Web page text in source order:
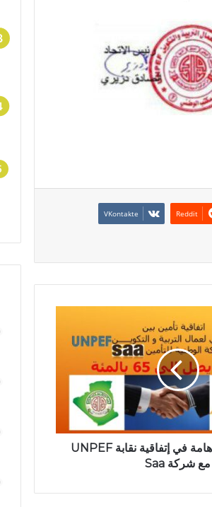
تخفيضات تأمين هامة في إتفاقية نقابة UNPEF
مع شركة Saa